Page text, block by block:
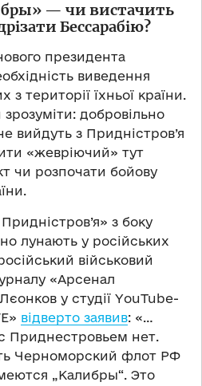
— чи вистачить
Бессарабію?
президента
виведення
з території їхньої країни.
добровільно
вийдуть з Придністров’я
«жевріючий» тут
чи розпочати бойову
з боку
лунають у російських
військовий
«Арсенал
у студії YouTube-
відверто заявив: «…
Приднестровьем нет.
Черноморский флот РФ
„Калибры“. Это